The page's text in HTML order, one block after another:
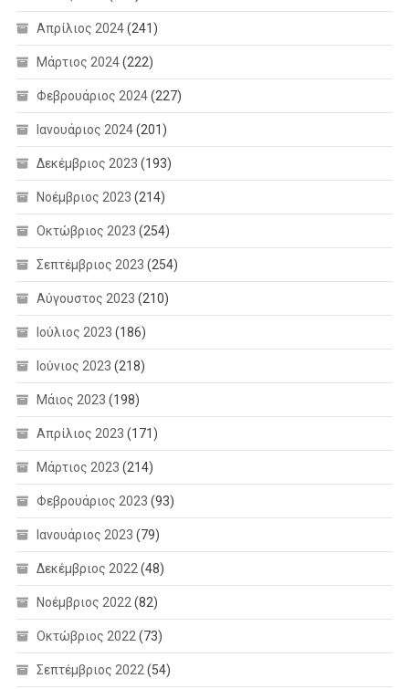
Απρίλιος 2024(241)
Μάρτιος 2024(222)
Φεβρουάριος 2024(227)
Ιανουάριος 2024(201)
Δεκέμβριος 2023 (193)
Νοέμβριος 2023 (214)
Οκτώβριος 2023 (254)
Σεπτέμβριος 2023 (254)
Αύγουστος 2023 (210)
Ιούλιος 2023 (186)
Ιούνιος 2023 (218)
Μάιος 2023 (198)
Απρίλιος 2023 (171)
Μάρτιος 2023 (214)
Φεβρουάριος 2023 (93)
Ιανουάριος 2023 (79)
Δεκέμβριος 2022 (48)
Νοέμβριος 2022 (82)
Οκτώβριος 2022 (73)
Σεπτέμβριος 2022 (54)